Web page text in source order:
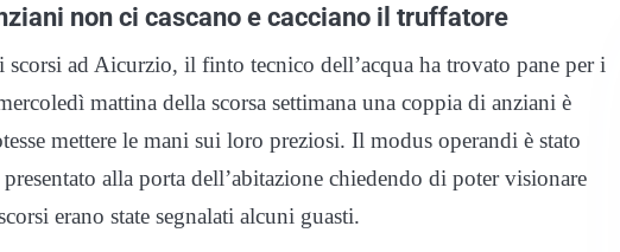
non ci cascano e cacciano il truffatore
ad Aicurzio, il finto tecnico dell’acqua ha trovato pane per i
mattina della scorsa settimana una coppia di anziani è
mettere le mani sui loro preziosi. Il modus operandi è stato
alla porta dell’abitazione chiedendo di poter visionare
erano state segnalati alcuni guasti.